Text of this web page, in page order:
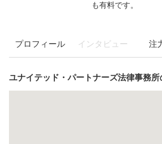
も有料です。
プロフィール インタビュー 注
ユナイテッド・パートナーズ法律事務